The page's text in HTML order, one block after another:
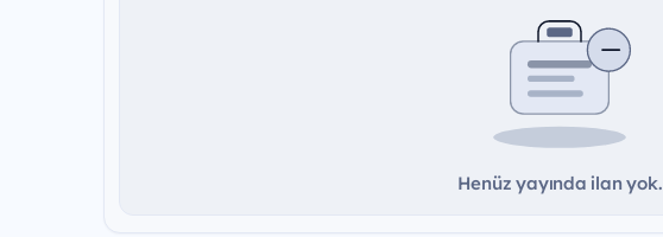
Henüz yayında ilan yok.